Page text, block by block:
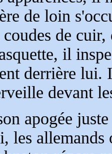
de loin
de
il
derrière lui.
devant
apogée
les